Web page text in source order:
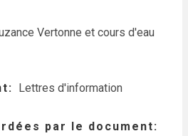
Vertonne et cours d'eau
Lettres d'information
par le document